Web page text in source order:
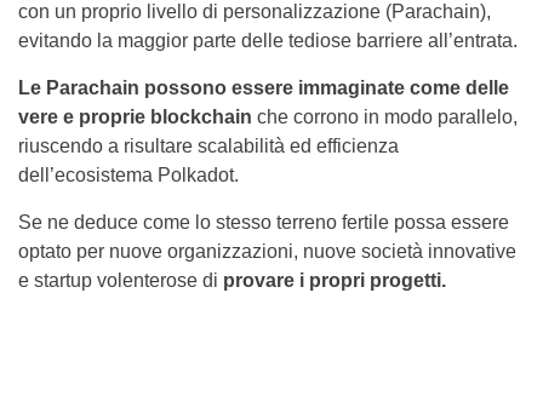
con un proprio livello di personalizzazione (Parachain),
evitando la maggior parte delle tediose barriere all’entrata.
Le Parachain possono essere immaginate come delle
vere e proprie blockchain che corrono in modo parallelo,
riuscendo a risultare scalabilità ed efficienza
dell’ecosistema Polkadot.
Se ne deduce come lo stesso terreno fertile possa essere
optato per nuove organizzazioni, nuove società innovative
e startup volenterose di provare i propri progetti.